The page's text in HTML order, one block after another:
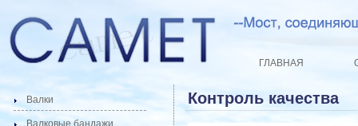
ГЛАВНАЯ
Валки
Валковые бандажи
Контроль качества